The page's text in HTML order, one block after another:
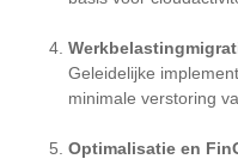
Geleidelijke
minimale verstoring
Optimalisatie en